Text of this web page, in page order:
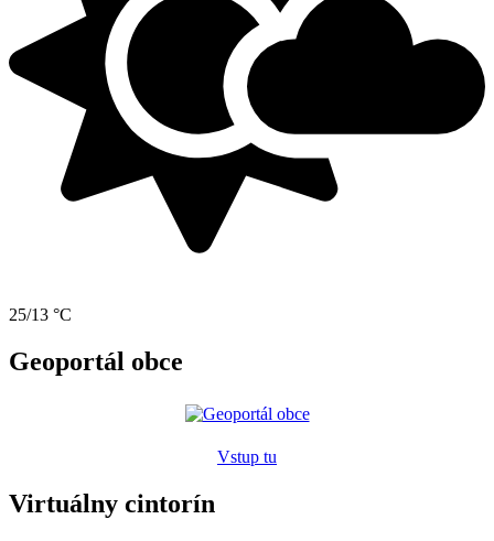
25/13 °C
Geoportál obce
Vstup tu
Virtuálny cintorín